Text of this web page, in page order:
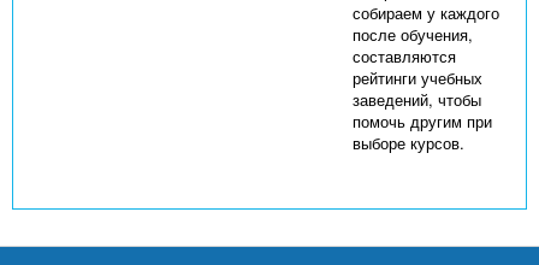
собираем у каждого
после обучения,
составляются
рейтинги учебных
заведений, чтобы
помочь другим при
выборе курсов.